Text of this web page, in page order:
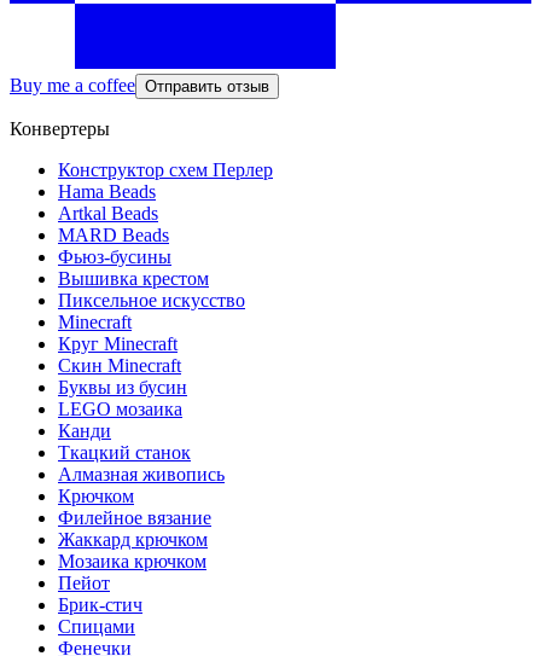
Buy me a coffee Отправить отзыв
Конвертеры
Конструктор схем Перлер
Hama Beads
Artkal Beads
MARD Beads
Фьюз-бусины
Вышивка крестом
Пиксельное искусство
Minecraft
Круг Minecraft
Скин Minecraft
Буквы из бусин
LEGO мозаика
Канди
Ткацкий станок
Алмазная живопись
Крючком
Филейное вязание
Жаккард крючком
Мозаика крючком
Пейот
Брик-стич
Спицами
Фенечки